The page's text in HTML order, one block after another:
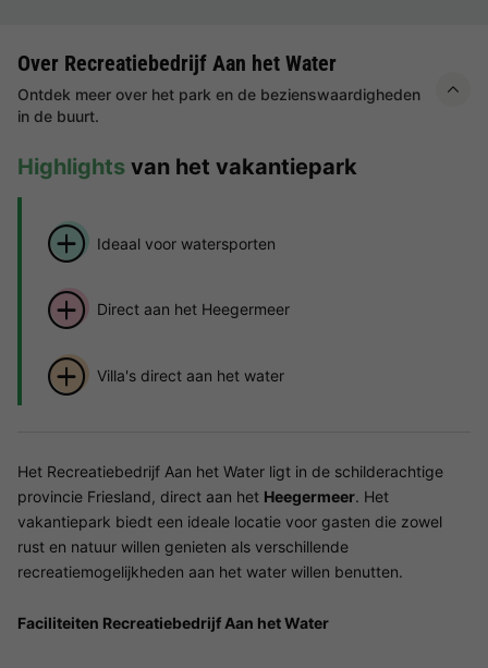
Over Recreatiebedrijf Aan het Water
Ontdek meer over het park en de bezienswaardigheden
in de buurt.
Highlights van het vakantiepark
Ideaal voor watersporten
Direct aan het Heegermeer
Villa's direct aan het water
Het Recreatiebedrijf Aan het Water ligt in de schilderachtige
provincie Friesland, direct aan het Heegermeer. Het
vakantiepark biedt een ideale locatie voor gasten die zowel
rust en natuur willen genieten als verschillende
recreatiemogelijkheden aan het water willen benutten.
Faciliteiten Recreatiebedrijf Aan het Water